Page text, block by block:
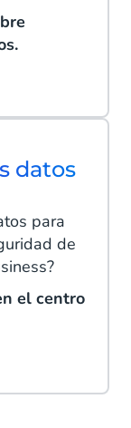
datos
para
de
el centro